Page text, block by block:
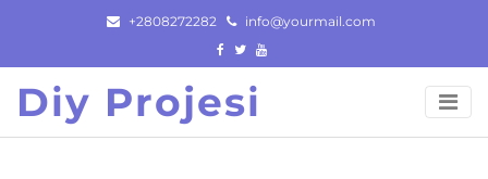
content
+2808272282 info@yourmail.com
Diy Projesi